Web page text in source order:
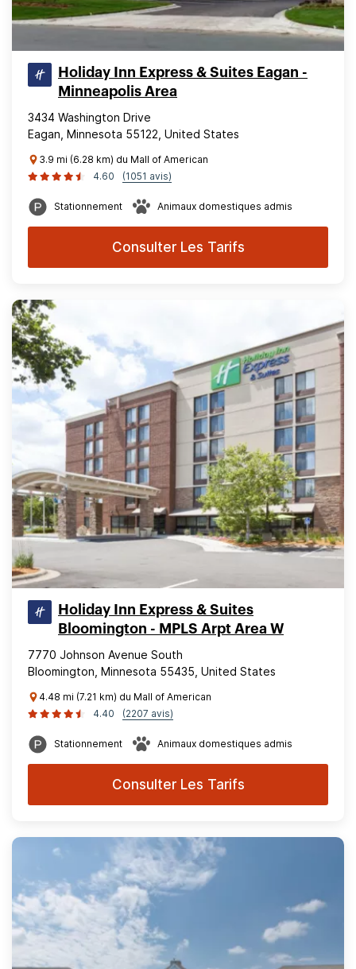
Holiday Inn Express & Suites Eagan -
Minneapolis Area
3434 Washington Drive
Eagan, Minnesota 55122, United States
3.9 mi (6.28 km) du Mall of American
4.60
(1051 avis)
Stationnement Animaux domestiques admis
Consulter Les Tarifs
Holiday Inn Express & Suites
Bloomington - MPLS Arpt Area W
7770 Johnson Avenue South
Bloomington, Minnesota 55435, United States
4.48 mi (7.21 km) du Mall of American
4.40
(2207 avis)
Stationnement Animaux domestiques admis
Consulter Les Tarifs